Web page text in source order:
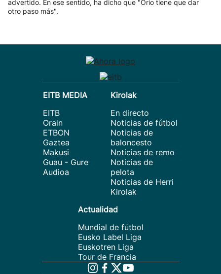
advertido. En ese sentido, ha dicho que "Orio tiene que dar
otro paso más".
EITB MEDIA
EITB
Orain
ETBON
Gaztea
Makusi
Guau - Gure
Audioa
Kirolak
En directo
Noticias de fútbol
Noticias de
baloncesto
Noticias de remo
Noticias de
pelota
Noticias de Herri
Kirolak
Actualidad
Mundial de fútbol
Eusko Label Liga
Euskotren Liga
Tour de Francia